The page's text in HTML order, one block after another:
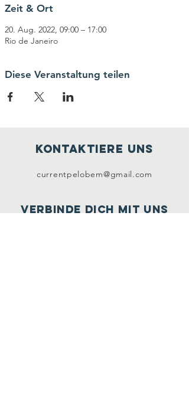
Zeit & Ort
20. Aug. 2022, 09:00 – 17:00
Rio de Janeiro
Diese Veranstaltung teilen
kontaktiere uns
currentpelobem@gmail.com
verbinde dich mit uns